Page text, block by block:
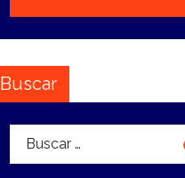
Buscar
Buscar: